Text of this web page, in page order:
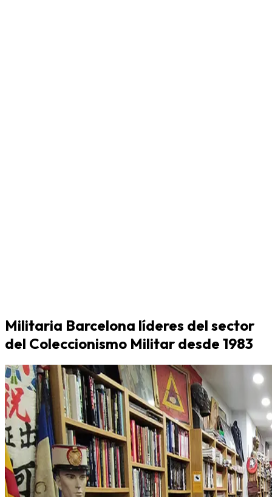
Militaria Barcelona líderes del sector
del Coleccionismo Militar desde 1983